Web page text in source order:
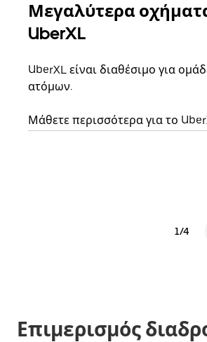
Μεγαλύτερα
UberXL
UberXL είναι διαθέσιμο για
ατόμων.
Μάθετε περισσότερα για το
1/4
Επιμερισμός